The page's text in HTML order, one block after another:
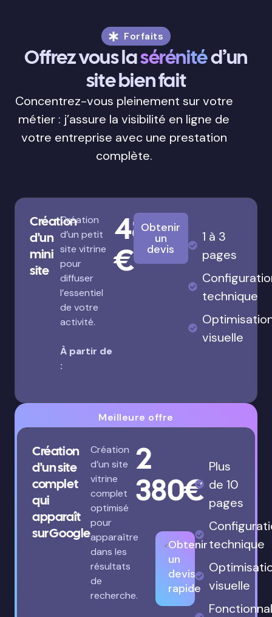
Forfaits
Offrez vous lasérénitéd’un
site bien fait
Concentrez-vous pleinement sur votre
métier : j’assure la visibilité en ligne de
votre entreprise avec une prestation
complète.
Création
d'un
mini
site
Création
d’un petit
site vitrine
pour
diffuser
l’essentiel
de votre
activité.
À partir de
:
480
€
Obtenir
un
devis
1 à 3
pages
technique
visuelle
Meilleure offre
Création
d'un site
complet
qui
apparaît
sur Google
Création
d’un site
vitrine
complet
optimisé
pour
apparaître
dans les
résultats
de
recherche.
2
380€
Obtenir
un
devis
rapide
Plus
de 10
pages
technique
visuelle